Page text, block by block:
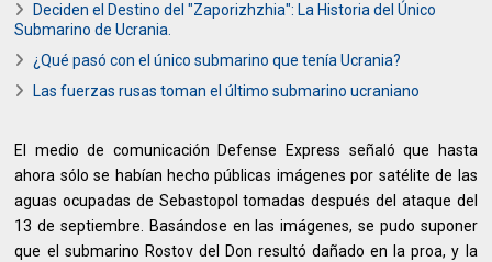
Deciden el Destino del "Zaporizhzhia": La Historia del Único
Submarino de Ucrania.
¿Qué pasó con el único submarino que tenía Ucrania?
Las fuerzas rusas toman el último submarino ucraniano
El medio de comunicación Defense Express señaló que hasta
ahora sólo se habían hecho públicas imágenes por satélite de las
aguas ocupadas de Sebastopol tomadas después del ataque del
13 de septiembre. Basándose en las imágenes, se pudo suponer
que el submarino Rostov del Don resultó dañado en la proa, y la